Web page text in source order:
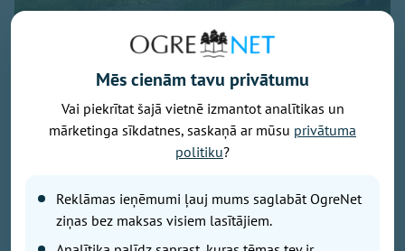
vietā starp Latvijas zaļākajiem pagastiem - šeit
bioloģiski tiek apsaimniekoti 73,4 % no visas
lauksaimniecībā izmantojamās zemes. Tas ir vairāk
Mēs cienām tavu privātumu
Vai piekrītat šajā vietnē izmantot analītikas un
mārketinga sīkdatnes, saskaņā ar mūsu privātuma
politiku?
Reklāmas ieņēmumi ļauj mums saglabāt OgreNet
ziņas bez maksas visiem lasītājiem.